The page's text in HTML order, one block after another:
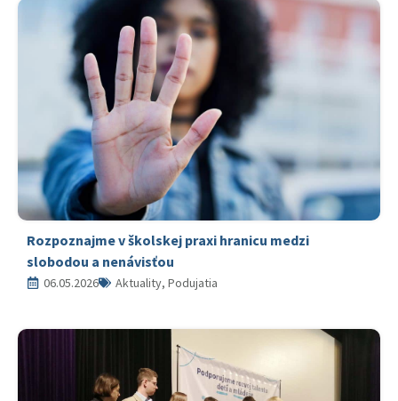
Rozpoznajme v školskej praxi hranicu medzi
slobodou a nenávisťou
06.05.2026 Aktuality, Podujatia